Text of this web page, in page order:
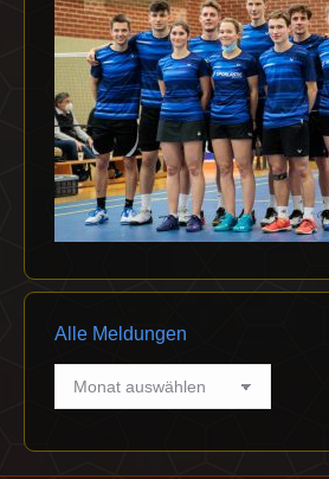
Alle Meldungen
Alle